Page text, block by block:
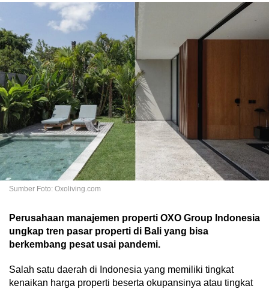
Sumber Foto: Oxoliving.com
Perusahaan manajemen properti OXO Group Indonesia
ungkap tren pasar properti di Bali yang bisa
berkembang pesat usai pandemi.
Salah satu daerah di Indonesia yang memiliki tingkat
kenaikan harga properti beserta okupansinya atau tingkat